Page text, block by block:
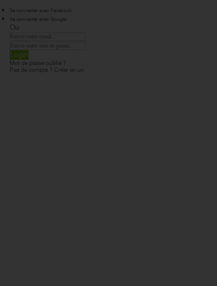
Se connecter avec Facebook
Se connecter avec Google
Ou
Login
Mot de passe oublié ?
Pas de compte ? Créer en un